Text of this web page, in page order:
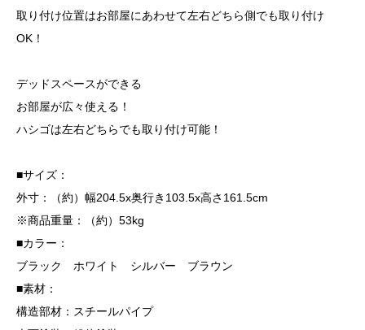
取り付け位置はお部屋にあわせて左右どちら側でも取り付け
OK！
デッドスペースができる
お部屋が広々使える！
ハシゴは左右どちらでも取り付け可能！
■サイズ：
外寸：（約）幅204.5x奥行き103.5x高さ161.5cm
※商品重量：（約）53kg
■カラー：
ブラック ホワイト シルバー ブラウン
■素材：
構造部材：スチールパイプ